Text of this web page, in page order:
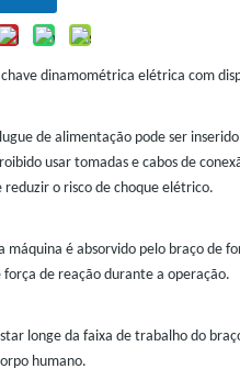
dinamométrica elétrica com
de alimentação pode ser
usar tomadas e cabos de
o risco de choque elétrico.
é absorvido pelo braço de
de reação durante a operação.
longe da faixa de trabalho do
humano.